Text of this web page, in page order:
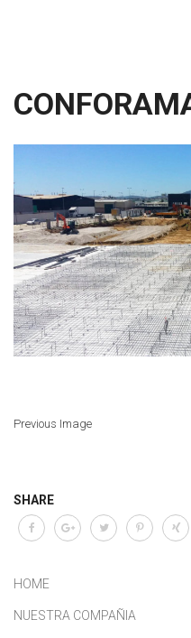
Previous Image
SHARE
HOME
NUESTRA COMPAÑIA